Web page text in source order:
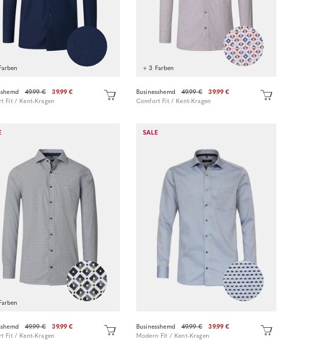
49.99 €
39.99 €
Fit / Kent-Kragen
+ 3 Farben
Businesshemd 49.99 €
39.99 €
Comfort Fit / Kent-Kragen
49.99 €
39.99 €
Fit / Kent-Kragen
SALE
Businesshemd 49.99 €
39.99 €
Modern Fit / Kent-Kragen